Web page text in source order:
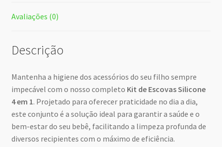
Avaliações (0)
Descrição
Mantenha a higiene dos acessórios do seu filho sempre
impecável com o nosso completo Kit de Escovas Silicone
4 em 1. Projetado para oferecer praticidade no dia a dia,
este conjunto é a solução ideal para garantir a saúde e o
bem-estar do seu bebê, facilitando a limpeza profunda de
diversos recipientes com o máximo de eficiência.